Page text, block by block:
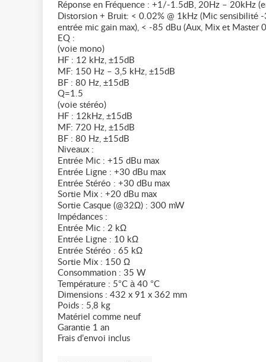
Réponse en Fréquence : +1/-1.5dB, 20Hz – 20kHz
Distorsion + Bruit: < 0.02% @ 1kHz (Mic sensibilité
entrée mic gain max), < -85 dBu (Aux, Mix et Master
EQ :
(voie mono)
HF : 12 kHz, ±15dB
MF: 150 Hz – 3,5 kHz, ±15dB
BF : 80 Hz, ±15dB
Q=1.5
(voie stéréo)
HF : 12kHz, ±15dB
MF: 720 Hz, ±15dB
BF : 80 Hz, ±15dB
Niveaux :
Entrée Mic : +15 dBu max
Entrée Ligne : +30 dBu max
Entrée Stéréo : +30 dBu max
Sortie Mix : +20 dBu max
Sortie Casque (@32Ω) : 300 mW
Impédances :
Entrée Mic : 2 kΩ
Entrée Ligne : 10 kΩ
Entrée Stéréo : 65 kΩ
Sortie Mix : 150 Ω
Consommation : 35 W
Température : 5°C à 40 °C
Dimensions : 432 x 91 x 362 mm
Poids : 5,8 kg
Matériel comme neuf
Garantie 1 an
Frais d’envoi inclus